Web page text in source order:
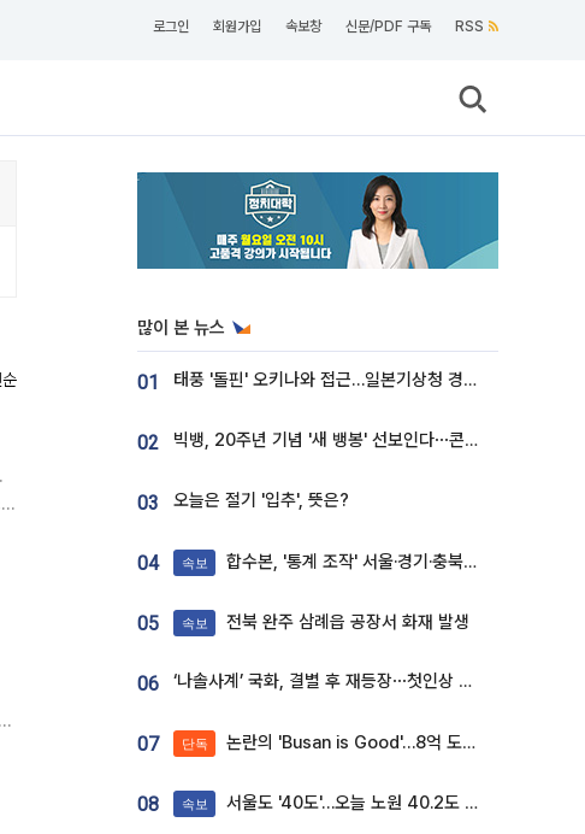
로그인 회원가입 속보창 신문/PDF 구독 RSS
많이 본 뉴스
01 태풍 '돌핀' 오키나와 접근…일본기상청 경로 업데이트
02 빅뱅, 20주년 기념 '새 뱅봉' 선보인다⋯콘서트 앞두고 팝업 개최
03 오늘은 절기 '입추', 뜻은?
04 속보 합수본, '통계 조작' 서울·경기·충북 선관위 등 추가 압수수색
05 속보 전북 완주 삼례읍 공장서 화재 발생
06 ‘나솔사계’ 국화, 결별 후 재등장⋯첫인상 투표 휩쓸고 ‘인기녀’ 등극
07 단독 논란의 'Busan is Good'…8억 도시브랜드, 용산 대통령실 CI 업체가 수행
08 속보 서울도 '40도'…오늘 노원 40.2도 기록